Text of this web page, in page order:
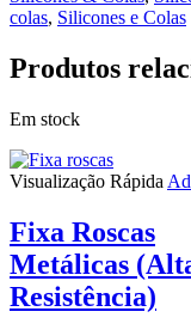
colas, Silicones e Colas
Produtos
Em stock
Visualização Rápida
Fixa Roscas
Metálicas
Resistência)